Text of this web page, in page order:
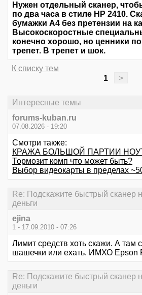
Нужен отдельный сканер,
по два часа в стиле HP 2410.
бумажки А4 без претензии на
Высокоскоростные
конечно хорошо, но ценники
трепет. В трепет и шок.
К списку тем
1
>
Интересные темы
forums-kuban.ru
07.08.2026 - 19:20
Смотри также:
КРАЖА БОЛЬШОЙ ПАРТИИ
Тормозит комп что может быть?
Выбор видеокарты в пределах
Re: Подскажите быстрый сканер
деньги
ejina
1 - 17.09.2010 - 07:26
Лимит средств хоть скажи. А там
шашечки или ехать. ИМХО Epson
Re: Подскажите быстрый сканер
деньги